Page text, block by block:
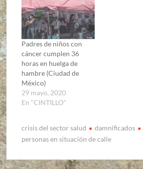
Padres de niños con
cáncer cumplen 36
horas en huelga de
hambre (Ciudad de
México)
29 mayo, 2020
En "CINTILLO"
crisis del sector salud damnificados
personas en situación de calle